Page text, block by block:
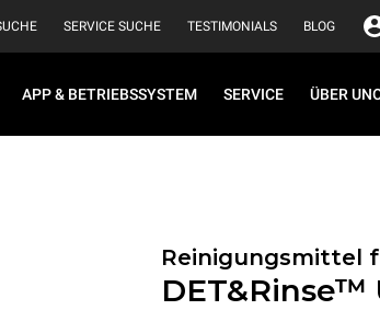
SERVICE SUCHE TESTIMONIALS BLOG
APP & BETRIEBSSYSTEM SERVICE ÜBER
Reinigungsmittel
DET&Rinse™